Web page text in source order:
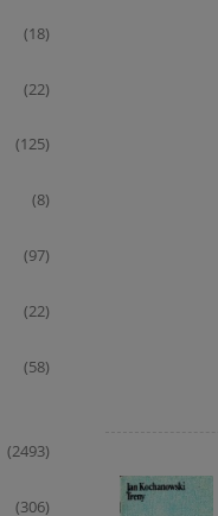
(18)
(22)
(125)
(8)
(97)
(22)
(58)
(2493)
(306)